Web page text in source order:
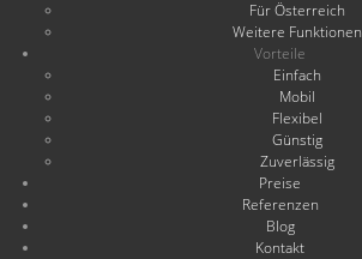
Für Österreich
Weitere Funktionen
Vorteile
Einfach
Mobil
Flexibel
Günstig
Zuverlässig
Preise
Referenzen
Blog
Kontakt